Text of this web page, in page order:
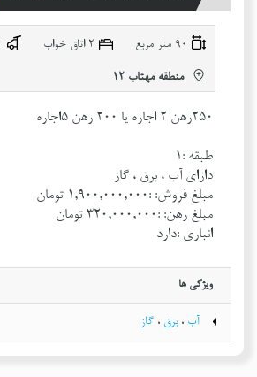
90 متر مربع ٢ اتاق خواب
منطقه مهتاب 12
250رهن 2 اجاره یا 200 رهن 5اجاره
طبقه :١
دارای آب ، برق ، گاز
مبلغ فروش: :١,٩٠٠,٠٠٠,٠٠٠ تومان
مبلغ رهن: :٣٢٠,٠٠٠,٠٠٠ تومان
انباری :دارد
ویژگی ها
آب ،برق ، گاز